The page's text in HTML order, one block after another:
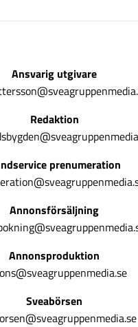
Ansvarig utgivare
Redaktion
prenumeration
Annonsförsäljning
Annonsproduktion
Sveabörsen